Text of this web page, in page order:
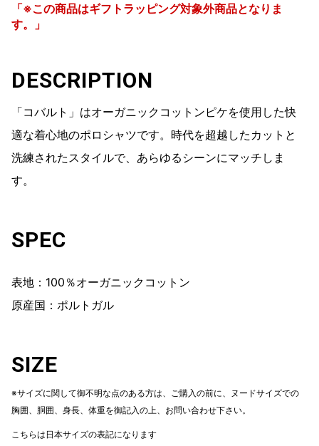
「※この商品はギフトラッピング対象外商品となりま
す。」
DESCRIPTION
「コバルト」はオーガニックコットンピケを使用した快
適な着心地のポロシャツです。時代を超越したカットと
洗練されたスタイルで、あらゆるシーンにマッチしま
す。
SPEC
表地：100％オーガニックコットン
原産国：ポルトガル
SIZE
※サイズに関して御不明な点のある方は、ご購入の前に、ヌードサイズでの
胸囲、胴囲、身長、体重を御記入の上、お問い合わせ下さい。
こちらは日本サイズの表記になります